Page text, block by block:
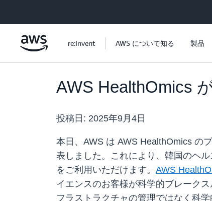
re:Invent AWS について知る 製品
AWS HealthOmics
投稿日: 2025年9月4日
本日、AWS は AWS HealthOmics の
表しました。これにより、韓国のヘ
をご利用いただけます。 AWS
イエンスのお客様が科学的ブレーク
フラストラクチャの管理ではなく科